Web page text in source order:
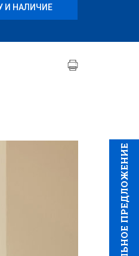
CПЕЦИAЛЬНОЕ ПРЕДЛОЖЕНИЕ